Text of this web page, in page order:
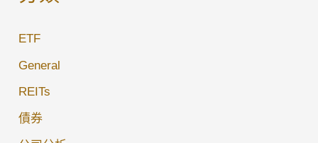
狂
掃
開
「美
ETF
General
REITs
債券